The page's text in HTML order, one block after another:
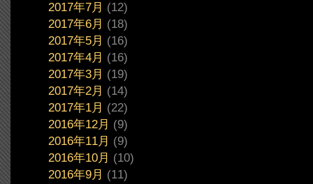
2017年7月 (12)
2017年6月 (18)
2017年5月 (16)
2017年4月 (16)
2017年3月 (19)
2017年2月 (14)
2017年1月 (22)
2016年12月 (9)
2016年11月 (9)
2016年10月 (10)
2016年9月 (11)